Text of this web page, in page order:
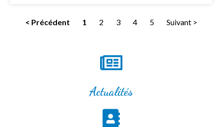
< Précédent 1 2 3 4 5 Suivant >
Actualités